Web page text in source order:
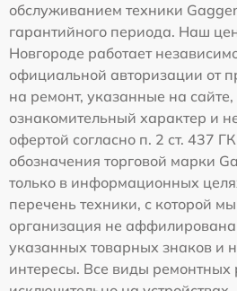
обслуживанием техники
гарантийного периода. Наш
Новгороде работает
официальной авторизации от
на ремонт, указанные на
ознакомительный характер и
офертой согласно п. 2 ст. 437
обозначения торговой марки
только в информационных
перечень техники, с которой
организация не
указанных товарных знаков и
интересы. Все виды ремонтных